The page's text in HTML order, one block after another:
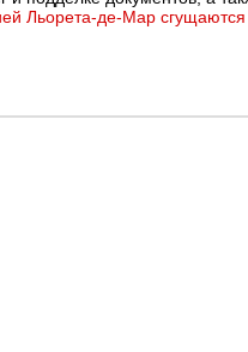
Льорета-де-Мар сгущаются